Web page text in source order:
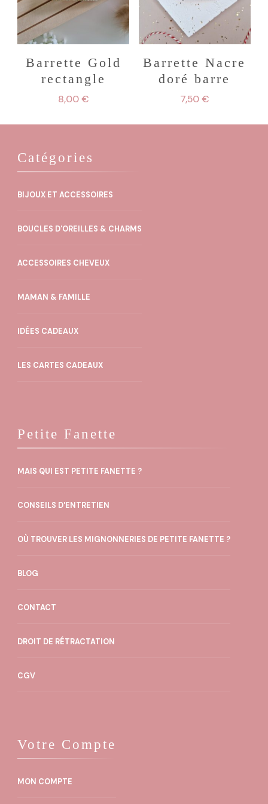
Barrette Gold
rectangle
8,00€
Barrette Nacre
doré barre
7,50€
Catégories
BIJOUX ET ACCESSOIRES
BOUCLES D'OREILLES & CHARMS
ACCESSOIRES CHEVEUX
MAMAN & FAMILLE
IDÉES CADEAUX
LES CARTES CADEAUX
Petite Fanette
MAIS QUI EST PETITE FANETTE ?
CONSEILS D'ENTRETIEN
OÙ TROUVER LES MIGNONNERIES DE PETITE FANETTE ?
BLOG
CONTACT
DROIT DE RÉTRACTATION
CGV
Votre Compte
MON COMPTE